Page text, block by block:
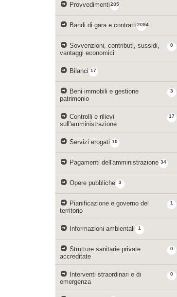
285
Provvedimenti
2094
Bandi di gara e contratti
0
Sovvenzioni, contributi, sussidi,
vantaggi economici
17
Bilanci
3
Beni immobili e gestione
patrimonio
17
Controlli e rilievi
sull'amministrazione
10
Servizi erogati
34
Pagamenti dell'amministrazione
3
Opere pubbliche
1
Pianificazione e governo del
territorio
1
Informazioni ambientali
0
Strutture sanitarie private
accreditate
0
Interventi straordinari e di
emergenza